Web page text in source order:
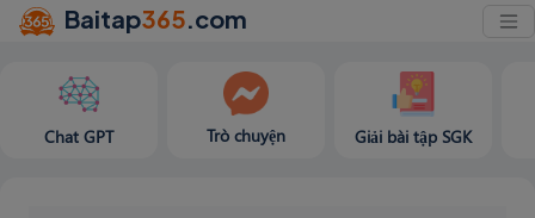
Baitap365.com
Chat GPT Trò chuyện Giải bài tập SGK